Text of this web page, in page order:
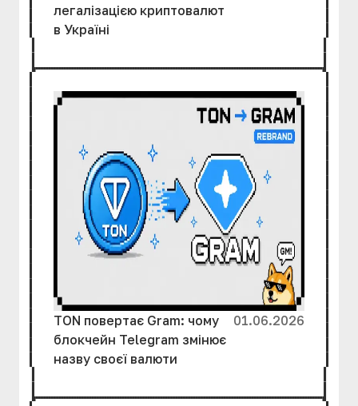
легалізацією криптовалют
в Україні
TON повертає Gram: чому
блокчейн Telegram змінює
назву своєї валюти
01.06.2026